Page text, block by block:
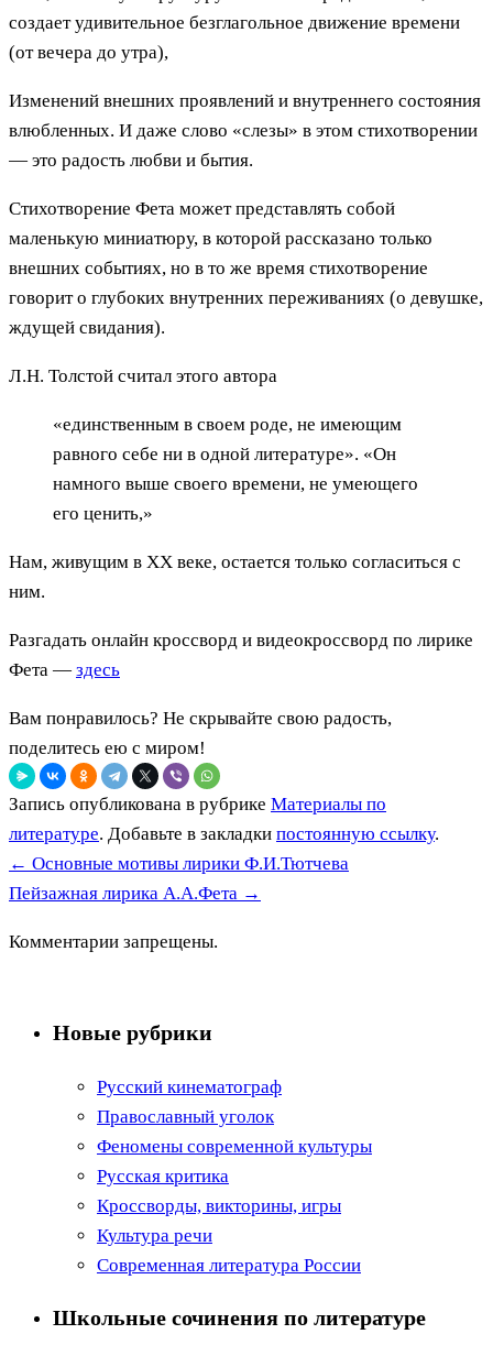
создает удивительное безглагольное движение времени
(от вечера до утра),
Изменений внешних проявлений и внутреннего состояния
влюбленных. И даже слово «слезы» в этом стихотворении
— это радость любви и бытия.
Стихотворение Фета может представлять собой
маленькую миниатюру, в которой рассказано только
внешних событиях, но в то же время стихотворение
говорит о глубоких внутренних переживаниях (о девушке,
ждущей свидания).
Л.Н. Толстой считал этого автора
«единственным в своем роде, не имеющим
равного себе ни в одной литературе». «Он
намного выше своего времени, не умеющего
его ценить,»
Нам, живущим в ХХ веке, остается только согласиться с
ним.
Разгадать онлайн кроссворд и видеокроссворд по лирике
Фета — здесь
Вам понравилось? Не скрывайте свою радость,
поделитесь ею с миром!
Запись опубликована в рубрике Материалы по
литературе. Добавьте в закладки постоянную ссылку.
← Основные мотивы лирики Ф.И.Тютчева
Пейзажная лирика А.А.Фета →
Комментарии запрещены.
Новые рубрики
Русский кинематограф
Православный уголок
Феномены современной культуры
Русская критика
Кроссворды, викторины, игры
Культура речи
Современная литература России
Школьные сочинения по литературе